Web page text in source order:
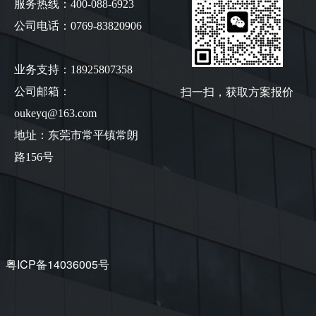
服务热线：400-088-6923
公司电话：0769-83820906
业务支持：18925807358
公司邮箱：
oukeyq@163.com
地址：东莞市常平镇常朗
路156号
扫一扫，获取方案报价
粤ICP备14036005号